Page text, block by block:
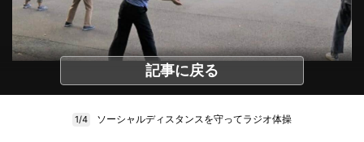
記事に戻る
1/4 ソーシャルディスタンスを守ってラジオ体操